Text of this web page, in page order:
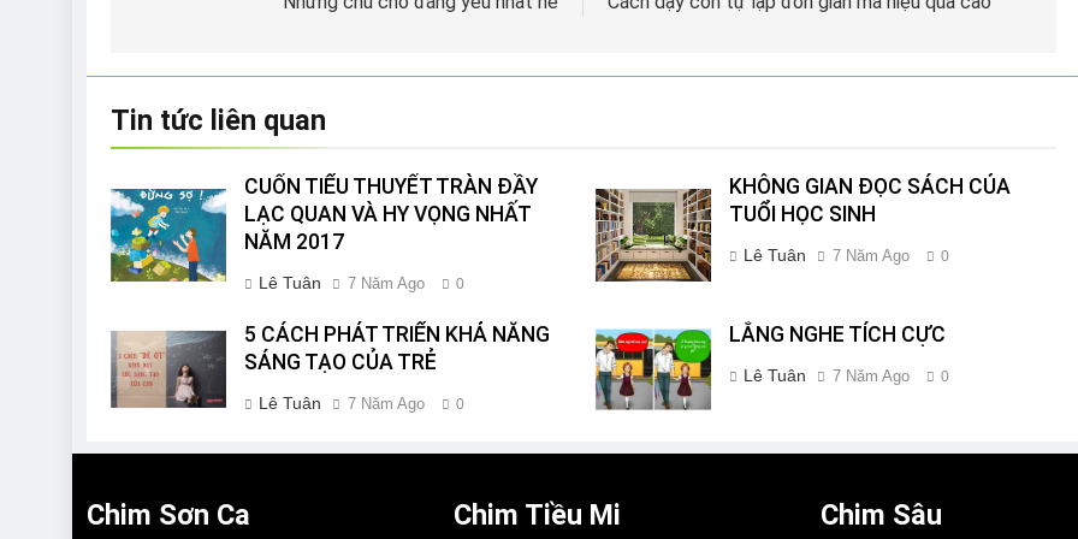
Tin tức liên quan
CUỐN TIỂU THUYẾT TRÀN ĐẦY
LẠC QUAN VÀ HY VỌNG NHẤT
NĂM 2017
Lê Tuân 7 Năm Ago 0
KHÔNG GIAN ĐỌC SÁCH CỦA
TUỔI HỌC SINH
Lê Tuân 7 Năm Ago 0
5 CÁCH PHÁT TRIỂN KHẢ NĂNG
SÁNG TẠO CỦA TRẺ
Lê Tuân 7 Năm Ago 0
LẮNG NGHE TÍCH CỰC
Lê Tuân 7 Năm Ago 0
Chim Sơn Ca Chim Tiều Mi Chim Sâu